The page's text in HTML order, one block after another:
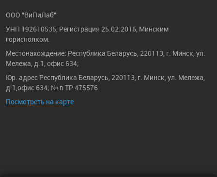
ООО "ВиПиЛаб"
УНП 192610535, Регистрация 25.02.2016, Минским
горисполком.
Местонахождение: Республика Беларусь, 220113, г. Минск, ул.
Мележа, д.1, офис 634;
Юр. адрес Республика Беларусь, 220113, г. Минск, ул. Мележа,
д.1,офис 634; № в ТР 475576
Посмотреть на карте